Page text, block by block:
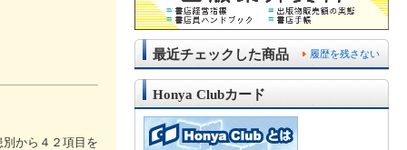
から４２項目を
履歴を残さない
最近チェックした商品
Honya Clubカード